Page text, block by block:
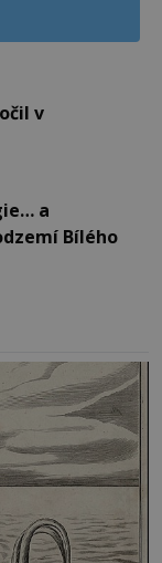
v
a
Bílého